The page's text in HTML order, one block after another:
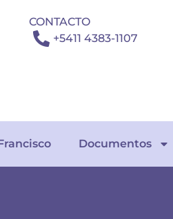
CONTACTO
+5411 4383-1107
Documentos